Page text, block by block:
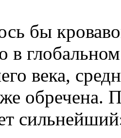
бы
в
века,
обречена.